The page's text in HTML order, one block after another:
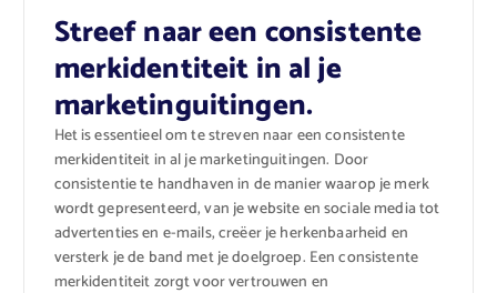
Streef naar een consistente
merkidentiteit in al je
marketinguitingen.
Het is essentieel om te streven naar een consistente
merkidentiteit in al je marketinguitingen. Door
consistentie te handhaven in de manier waarop je merk
wordt gepresenteerd, van je website en sociale media tot
advertenties en e-mails, creëer je herkenbaarheid en
versterk je de band met je doelgroep. Een consistente
merkidentiteit zorgt voor vertrouwen en